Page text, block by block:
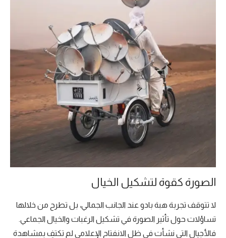
الصورة كقوة لتشكيل الخيال
لا تتوقف تجربة هبة بادو عند الجانب الجمالي، بل تطرح من خلالها
تساؤلات حول تأثير الصورة في تشكيل الرغبات والخيال الجماعي.
فالأجيال التي نشأت في ظل الانفتاح الإعلامي لم تكتفِ بمشاهدة